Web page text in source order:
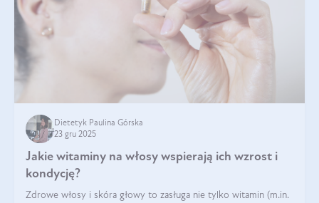
Dietetyk Paulina Górska
23 gru 2025
Jakie witaminy na włosy wspierają ich wzrost i
kondycję?
Zdrowe włosy i skóra głowy to zasługa nie tylko witamin (m.in.